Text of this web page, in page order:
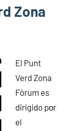
Zona
El Punt
Verd Zona
Fòrum es
dirigido pοr
el